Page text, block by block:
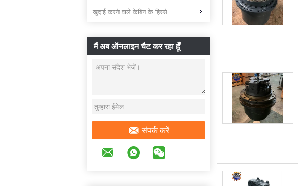
खुदाई करने वाले केबिन के हिस्से
मैं अब ऑनलाइन चैट कर रहा हूँ
संपर्क करें